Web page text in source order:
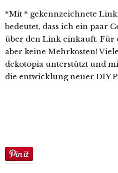
*Mit * gekennzeichnete
bedeutet, dass ich ein paar
über den Link einkauft. Für
aber keine Mehrkosten!
dekotopia unterstützt und
die entwicklung neuer DIY